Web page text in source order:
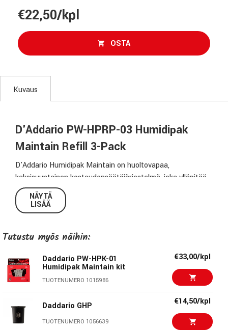
€22,50/kpl
OSTA
Kuvaus
D'Addario PW-HPRP-03 Humidipak
Maintain Refill 3-Pack
D'Addario Humidipak Maintain on huoltovapaa,
kaksisuuntainen kosteudensäätöjärjestelmä, joka ylläpitää
automaattisesti optimaalisen 45–50 % suhteellisen
kosteuden kitarakotelon sisällä. Tämä kolmen täyttöpussin
pakkaus on tarkoitettu Humidipak Maintain -järjestelmän
manuaalisia säätöjä tai vesitäyttöjä.
Automaattinen kosteudensäätö ilman vaivaa
Humidipak-järjestelmä reagoi automaattisesti ympäristön
tarpeen mukaan. Se eliminoi riskin, joka syntyy liian kuivasta
tai kosteasta säilytyksestä, ja suojaa puuosia halkeilulta ja
turpoamiselta. Pussit kestävät tyypillisesti 2–6 kuukautta
NÄYTÄ
LISÄÄ
Tutustu myös näihin:
Daddario PW-HPK-01
Humidipak Maintain kit
TUOTENUMERO 1015986
€33,00/kpl
Daddario GHP
TUOTENUMERO 1056639
€14,50/kpl